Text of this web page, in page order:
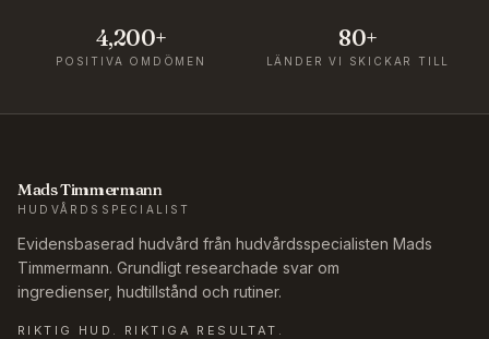
4,200+
POSITIVA OMDÖMEN
80+
LÄNDER VI SKICKAR TILL
Mads Timmermann
HUDVÅRDSSPECIALIST
Evidensbaserad hudvård från hudvårdsspecialisten Mads
Timmermann. Grundligt researchade svar om
ingredienser, hudtillstånd och rutiner.
RIKTIG HUD. RIKTIGA RESULTAT.